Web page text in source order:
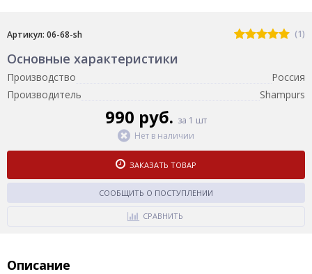
Артикул: 06-68-sh (1)
Основные характеристики
Производство
Россия
Производитель
Shampurs
990 руб. за 1 шт
Нет в наличии
ЗАКАЗАТЬ ТОВАР
СООБЩИТЬ О ПОСТУПЛЕНИИ
СРАВНИТЬ
Описание